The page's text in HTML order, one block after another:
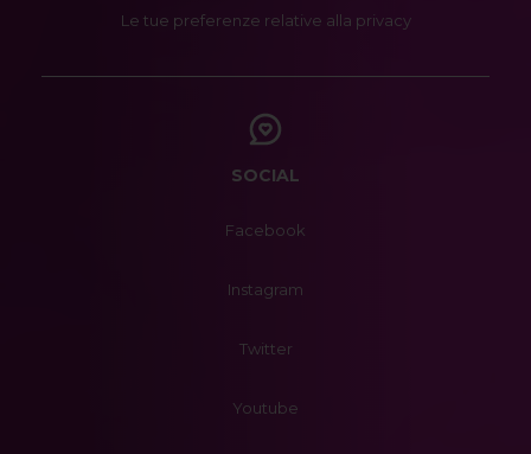
Le tue preferenze relative alla privacy
SOCIAL
Facebook
Instagram
Twitter
Youtube